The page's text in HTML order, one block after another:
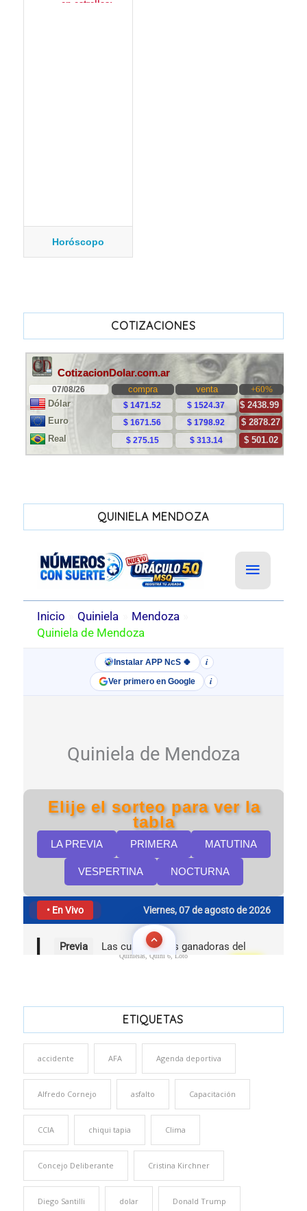
Horóscopo
COTIZACIONES
QUINIELA MENDOZA
Quinielas, Quini 6, Loto
ETIQUETAS
accidente AFA Agenda deportiva
Alfredo Cornejo asfalto Capacitación
CCIA chiqui tapia Clima
Concejo Deliberante Cristina Kirchner
Diego Santilli dolar Donald Trump